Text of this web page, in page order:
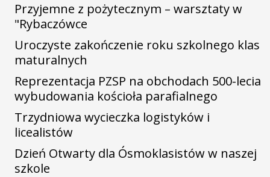
Przyjemne z pożytecznym – warsztaty w
"Rybaczówce
Uroczyste zakończenie roku szkolnego klas
maturalnych
Reprezentacja PZSP na obchodach 500-lecia
wybudowania kościoła parafialnego
Trzydniowa wycieczka logistyków i
licealistów
Dzień Otwarty dla Ósmoklasistów w naszej
szkole